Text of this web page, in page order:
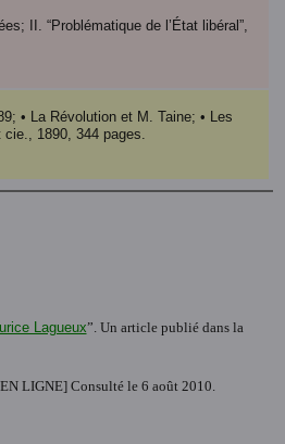
II. “Problématique de l’État libéral”,
• La Révolution et M. Taine; • Les
1890, 344 pages.
Lagueux”. Un article publié dans la
LIGNE] Consulté le 6 août 2010.